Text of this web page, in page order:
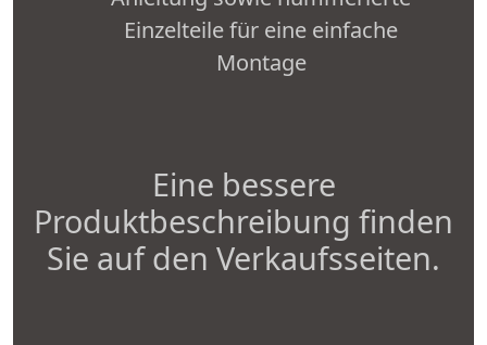
Einzelteile für eine einfache
Montage
Eine bessere
Produktbeschreibung finden
Sie auf den Verkaufsseiten.